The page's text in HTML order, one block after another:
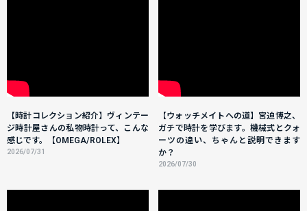
【時計コレクション紹介】ヴィンテー
ジ時計屋さんの私物時計って、こんな
感じです。【OMEGA/ROLEX】
2026/07/31
【ウォッチメイトへの道】宮迫博之、
ガチで時計を学びます。機械式とクォ
ーツの違い、ちゃんと説明できます
か？
2026/07/30